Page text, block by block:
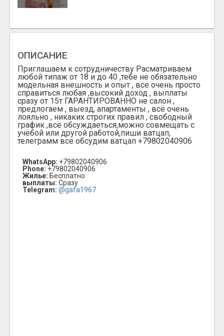
ОПИСАНИЕ
Приглашаем к сотрудничеству Расматриваем
любой типаж от 18 и до 40 ,тебе не обязательно
модельная внешность и опыт , все очень просто
справиться любая ,высокий доход , выплаты
сразу от 15т ГАРАНТИРОВАННО не салон ,
предлогаем , выезд, апартаменты , всё очень
лояльно , никаких строгих правил , свободный
график ,всё обсуждаеться,можно совмещать с
учёбой или другой работой,пиши ватцап,
телеграмм всё обсудим ватцап +79802040906
WhatsApp: +79802040906
Phone: +79802040906
Жилье: Бесплатно
выплаты: Сразу
Telegram: @gafa1967